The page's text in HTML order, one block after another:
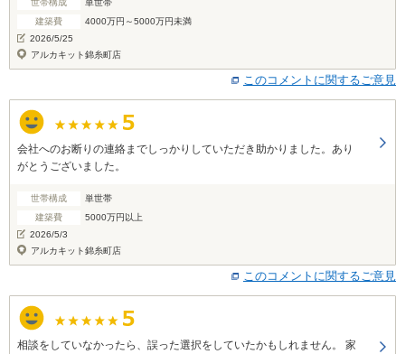
世帯構成
単世帯
建築費
4000万円～5000万円未満
2026/5/25
アルカキット錦糸町店
このコメントに関するご意見
会社へのお断りの連絡までしっかりしていただき助かりました。あり
がとうございました。
世帯構成
単世帯
建築費
5000万円以上
2026/5/3
アルカキット錦糸町店
このコメントに関するご意見
相談をしていなかったら、誤った選択をしていたかもしれません。 家